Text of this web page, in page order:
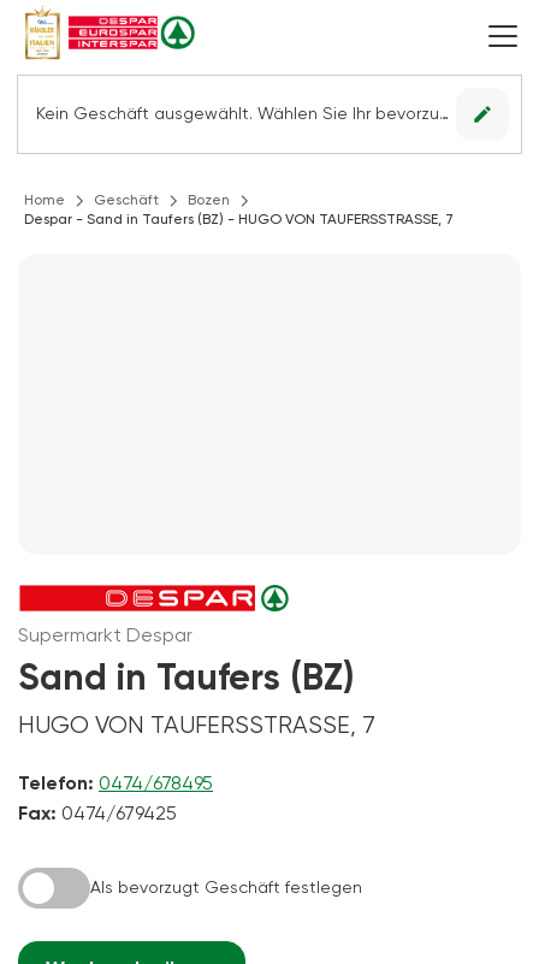
Kein Geschäft ausgewählt. Wählen Sie Ihr bevorzugtes Geschäft, um alle Angebote sehen zu können. edit
Home Geschäft
Bozen
Despar - Sand in Taufers (BZ) - HUGO VON TAUFERSSTRASSE, 7
Supermarkt Despar
Sand in Taufers (BZ)
HUGO VON TAUFERSSTRASSE, 7
Telefon: 0474/678495
Fax: 0474/679425
Als bevorzugt Geschäft festlegen